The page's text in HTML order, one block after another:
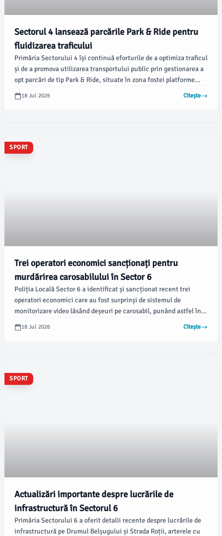
Sectorul 4 lansează parcările Park & Ride pentru
fluidizarea traficului
Primăria Sectorului 4 își continuă eforturile de a optimiza traficul
și de a promova utilizarea transportului public prin gestionarea a
opt parcări de tip Park & Ride, situate în zona fostei platforme
IMGB, pe Șoseaua Berceni. Aceste inițiative sunt menite să ofere
o soluție practică pentru șoferi, conform afirmațiilor lui
18 Jul 2026 Citește
SPORT
Trei operatori economici sancționați pentru
murdărirea carosabilului în Sector 6
Poliția Locală Sector 6 a identificat și sancționat recent trei
operatori economici care au fost surprinși de sistemul de
monitorizare video lăsând deșeuri pe carosabil, punând astfel în
pericol siguranța participanților la trafic. Autoritățile atrag
atenția asupra acestor incidente, subliniind necesitatea
18 Jul 2026 Citește
SPORT
Actualizări importante despre lucrările de
infrastructură în Sectorul 6
Primăria Sectorului 6 a oferit detalii recente despre lucrările de
infrastructură pe Drumul Belșugului și Strada Roții, arterele cu